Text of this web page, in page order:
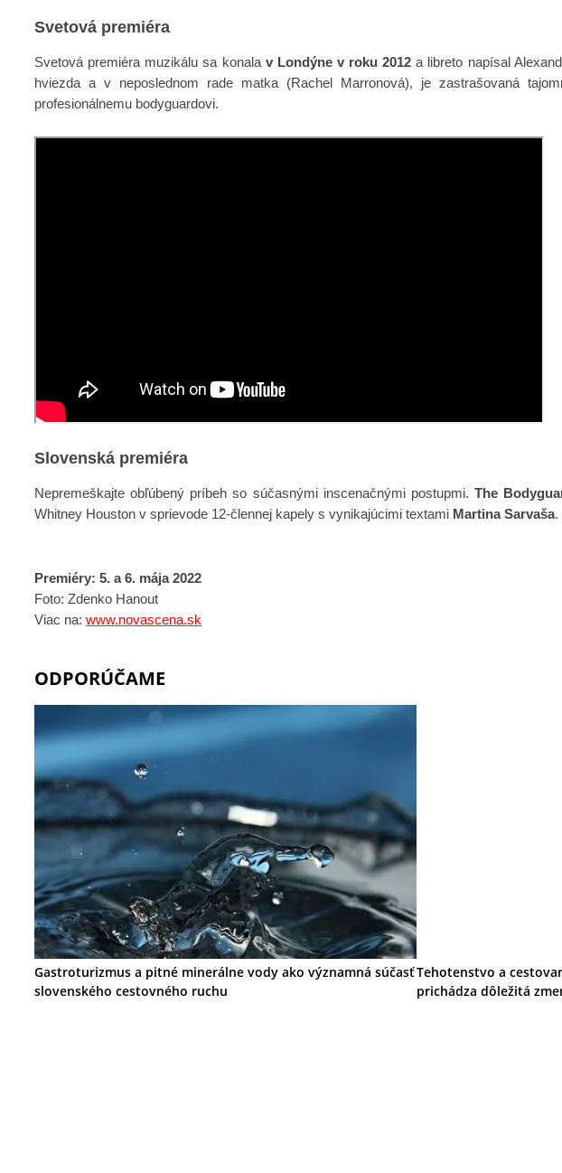
Svetová premiéra
Svetová premiéra muzikálu sa konala v Londýne v roku 2012 a libreto napísal
hviezda a v neposlednom rade matka (Rachel Marronová), je zastrašovaná
profesionálnemu bodyguardovi.
Slovenská premiéra
Nepremeškajte obľúbený príbeh so súčasnými inscenačnými postupmi.The
Whitney Houston v sprievode 12-člennej kapely s vynikajúcimi textami Martina Sarvaša.
Premiéry: 5. a 6. mája 2022
Foto: Zdenko Hanout
Viac na: www.novascena.sk
ODPORÚČAME
Gastroturizmus a pitné minerálne vody ako významná súčasť
slovenského cestovného ruchu
Tehotenstvo a
prichádza dôležitá